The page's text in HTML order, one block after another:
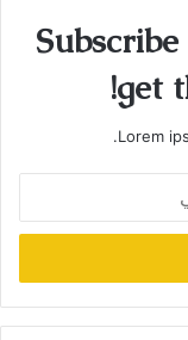
get
Lorem